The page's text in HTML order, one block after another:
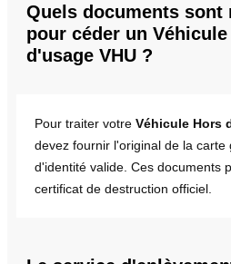
Quels documents sont
pour céder un
d'usage VHU ?
Pour traiter votre Véhicule Hors
devez fournir l'original de la carte
d'identité valide. Ces documents
certificat de destruction officiel.